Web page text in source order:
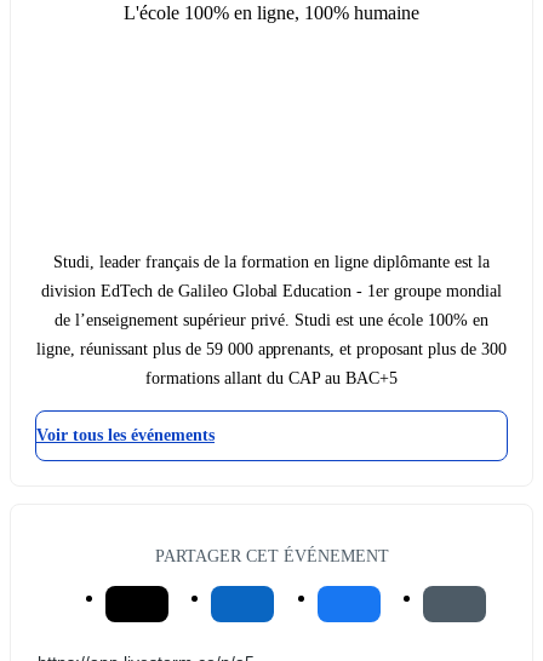
L'école 100% en ligne, 100% humaine
Studi, leader français de la formation en ligne diplômante est la
division EdTech de Galileo Global Education - 1er groupe mondial
de l’enseignement supérieur privé. Studi est une école 100% en
ligne, réunissant plus de 59 000 apprenants, et proposant plus de 300
formations allant du CAP au BAC+5
Voir tous les événements
PARTAGER CET ÉVÉNEMENT